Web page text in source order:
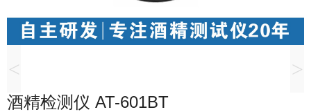
< >
酒精检测仪 AT-601BT